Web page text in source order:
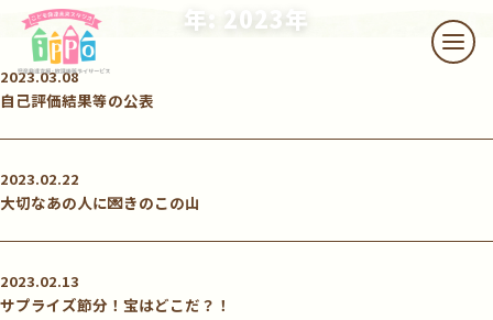
本文へスキップ
メニ
年: 2023年
2023.03.08
自己評価結果等の公表
2023.02.22
大切なあの人に💌きのこの山
2023.02.13
サプライズ節分！宝はどこだ？！